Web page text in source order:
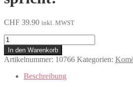
CHF 39.90 inkl. MWST
Kuck'
mal
wer
da
spricht!
Menge
In den Warenkorb
Artikelnummer: 10766 Kategorien:
Beschreibung